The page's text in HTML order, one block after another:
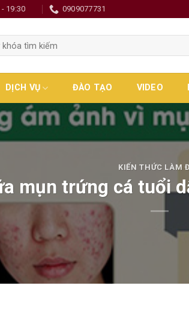
19:30 0909077731
DỊCH VỤ ĐÀO TẠO VIDEO
KIẾN THỨC LÀM
mụn trứng cá tuổi